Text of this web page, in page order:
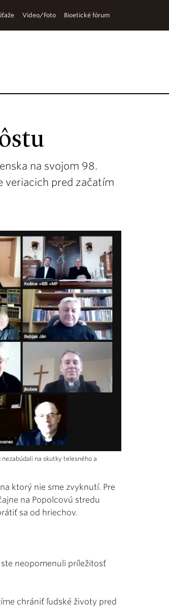
Video/Foto Bioetické fórum
na svojom 98.
veriacich pred začatím
na skutky telesného a
ktorý nie sme zvyknutí. Pre
na Popolcovú stredu
sa od hriechov.
neopomenuli príležitosť
chrániť ľudské životy pred